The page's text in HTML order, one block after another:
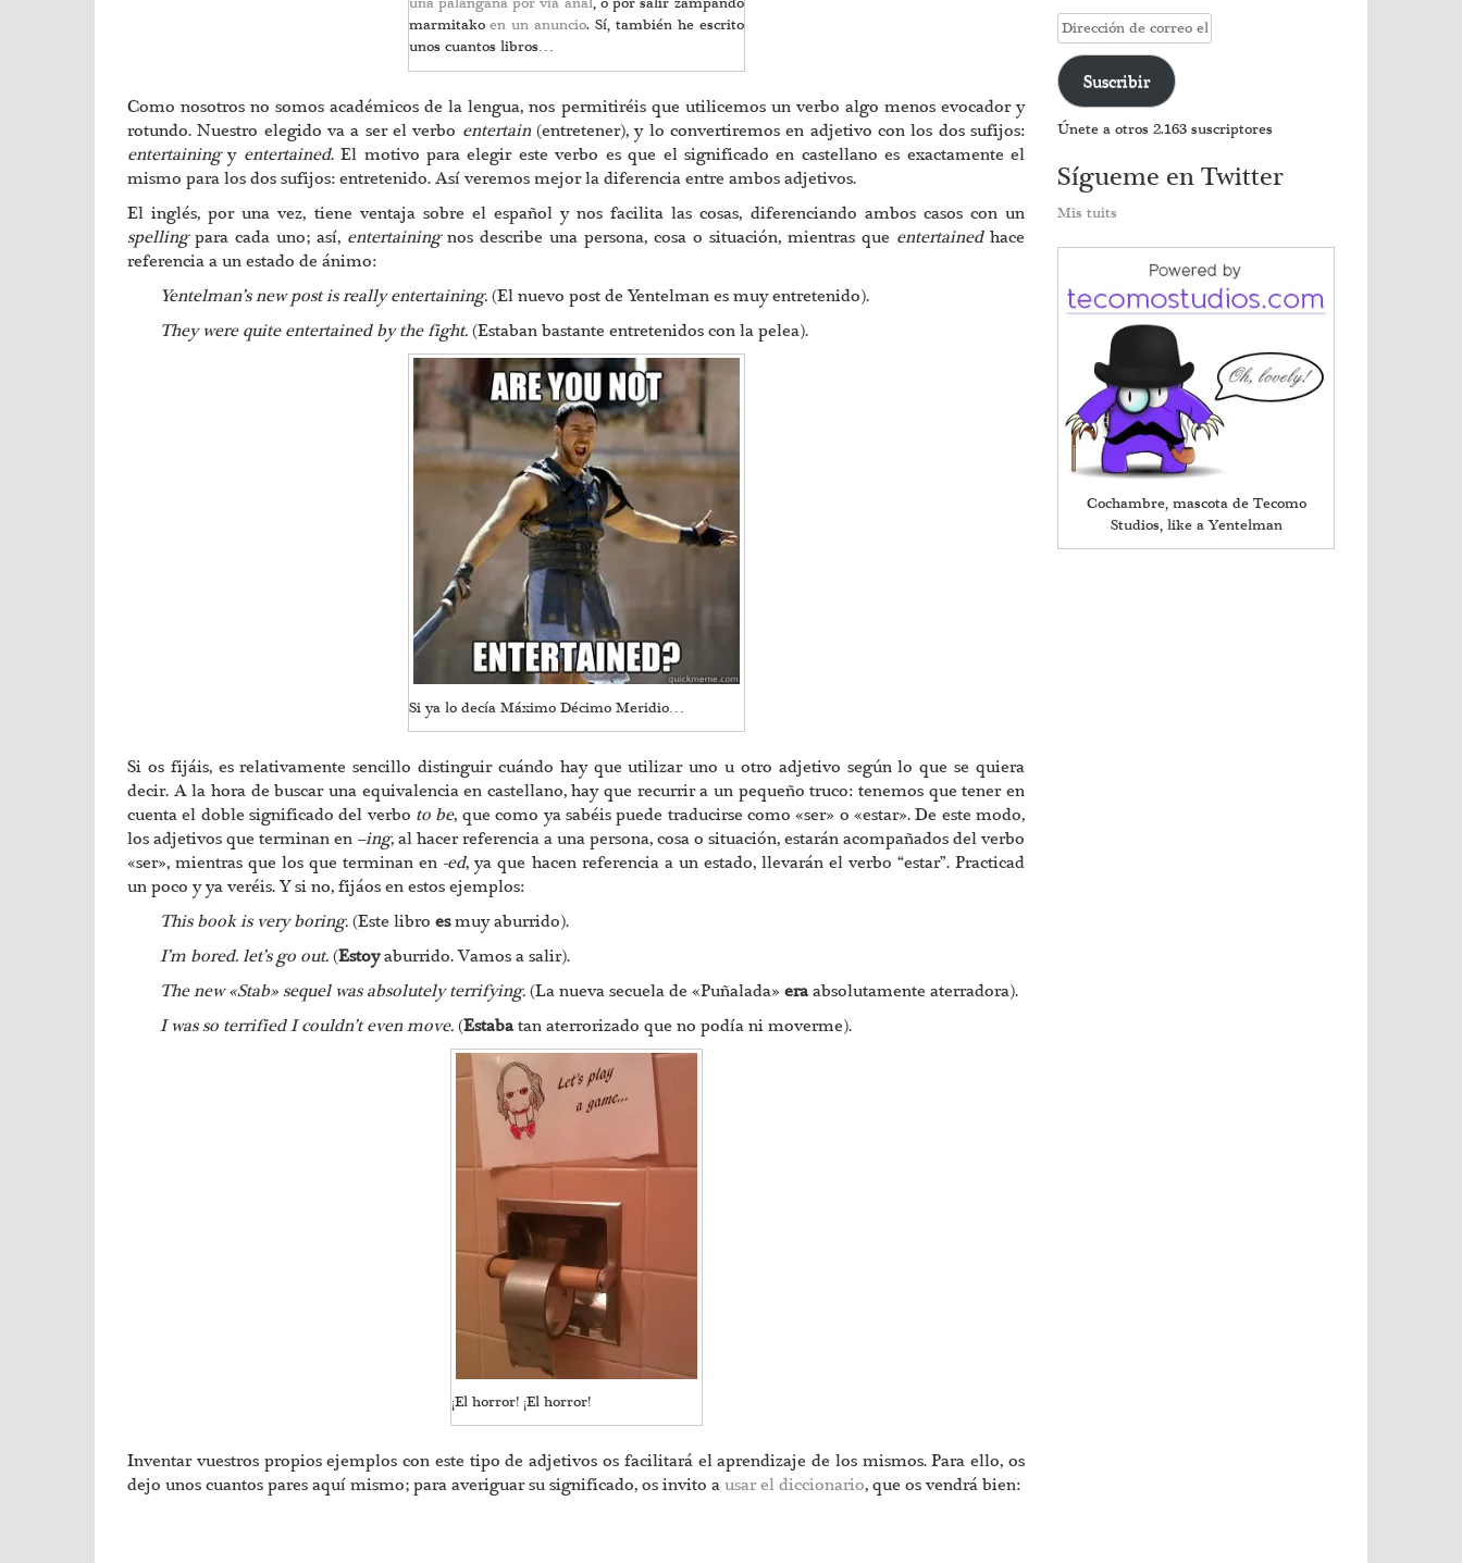
marmitakoen un anuncio. Sí, también he escrito
unos cuantos libros…
Como nosotros no somos académicos de la lengua, nos permitiréis que utilicemos un verbo algo menos evocador y
rotundo. Nuestro elegido va a ser el verbo entertain(entretener), y lo convertiremos en adjetivo con los dos sufijos:
entertainingy entertained. El motivo para elegir este verbo es que el significado en castellano es exactamente el
mismo para los dos sufijos: entretenido. Así veremos mejor la diferencia entre ambos adjetivos.
El inglés, por una vez, tiene ventaja sobre el español y nos facilita las cosas, diferenciando ambos casos con un
spellingpara cada uno; así, entertainingnos describe una persona, cosa o situación, mientras que entertained hace
referencia a un estado de ánimo:
Yentelman’s new post is really entertaining.(El nuevo post de Yentelman es muy entretenido).
They were quite entertained by the fight.(Estaban bastante entretenidos con la pelea).
Si ya lo decía Máximo Décimo Meridio…
Si os fijáis, es relativamente sencillo distinguir cuándo hay que utilizar uno u otro adjetivo según lo que se quiera
decir. A la hora de buscar una equivalencia en castellano, hay que recurrir a un pequeño truco: tenemos que tener en
cuenta el doble significado del verbo to be, que como ya sabéis puede traducirse como «ser» o «estar». De este modo,
los adjetivos que terminan en –ing, al hacer referencia a una persona, cosa o situación, estarán acompañados del verbo
«ser», mientras que los que terminan en -ed, ya que hacen referencia a un estado, llevarán el verbo “estar”. Practicad
un poco y ya veréis. Y si no, fijáos en estos ejemplos:
This book is very boring.(Este libro esmuy aburrido).
I’m bored. let’s go out.(Estoyaburrido. Vamos a salir).
The new «Stab» sequel was absolutely terrifying.(La nueva secuela de «Puñalada» eraabsolutamente aterradora).
I was so terrified I couldn’t even move.(Estabatan aterrorizado que no podía ni moverme).
¡El horror! ¡El horror!
Inventar vuestros propios ejemplos con este tipo de adjetivos os facilitará el aprendizaje de los mismos. Para ello, os
dejo unos cuantos pares aquí mismo; para averiguar su significado, os invito ausar el diccionario, que os vendrá bien:
Dirección
de
correo
electrónico
Suscribir
Únete a otros 2.163 suscriptores
Sígueme en Twitter
Mis tuits
Cochambre, mascota de Tecomo
Studios, like a Yentelman